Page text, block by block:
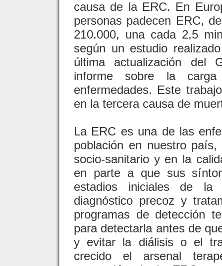
causa de la ERC. En
personas padecen ERC,
210.000, una cada 2,5
según un estudio
última actualización del
informe sobre la
enfermedades. Este
en la tercera causa de
La ERC es una de las
población en nuestro
socio-sanitario y en la
en parte a que sus
estadios iniciales de la
diagnóstico precoz y
programas de detección
para detectarla antes de
y evitar la diálisis o el
crecido el arsenal